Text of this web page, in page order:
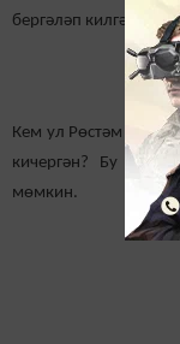
бергәләп килгән.
Кем ул Рөстәм
кичергән? Бу
мөмкин.